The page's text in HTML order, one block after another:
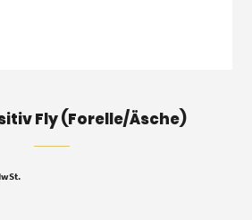
Fly (Forelle/Äsche)